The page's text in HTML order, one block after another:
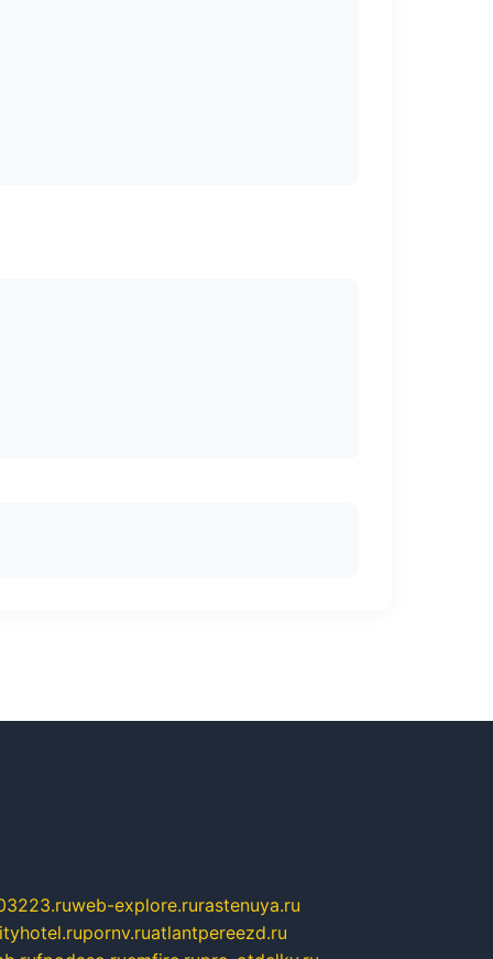
web-explore.rurastenuya.ru
pornv.ruatlantpereezd.ru